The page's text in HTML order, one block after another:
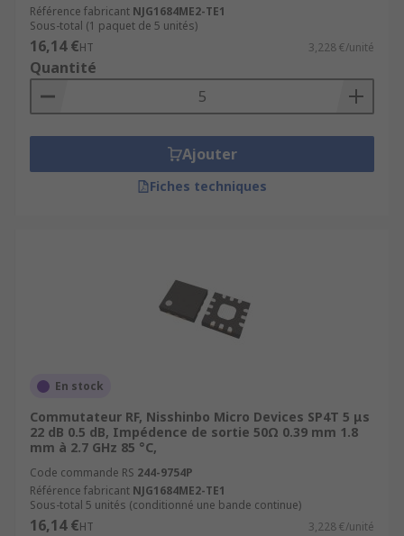
Référence fabricant NJG1684ME2-TE1
Sous-total (1 paquet de 5 unités)
16,14 €HT 3,228 €/unité
Quantité
Ajouter
Fiches techniques
En stock
Commutateur RF, Nisshinbo Micro Devices SP4T 5 μs
22 dB 0.5 dB, Impédence de sortie 50Ω 0.39 mm 1.8
mm à 2.7 GHz 85 °C,
Code commande RS 244-9754P
Référence fabricant NJG1684ME2-TE1
Sous-total 5 unités (conditionné une bande continue)
16,14 €HT 3,228 €/unité